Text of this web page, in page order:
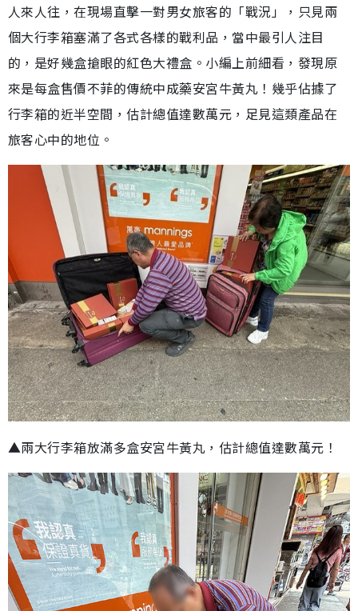
人來人往，在現場直擊一對男女旅客的「戰況」，只見兩
個大行李箱塞滿了各式各樣的戰利品，當中最引人注目
的，是好幾盒搶眼的紅色大禮盒。小編上前細看，發現原
來是每盒售價不菲的傳統中成藥安宮牛黃丸！幾乎佔據了
行李箱的近半空間，估計總值達數萬元，足見這類產品在
旅客心中的地位。
▲兩大行李箱放滿多盒安宮牛黃丸，估計總值達數萬元！